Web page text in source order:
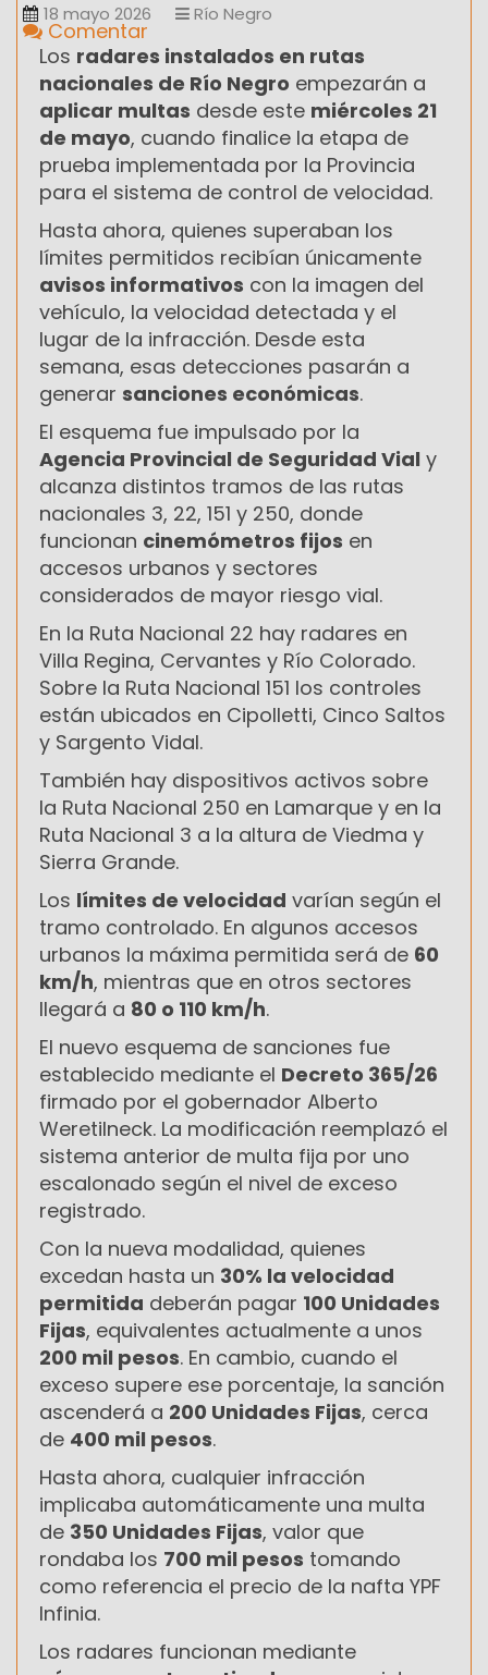
18 mayo 2026 Río Negro
Comentar
Los radares instalados en rutas
nacionales de Río Negro empezarán a
aplicar multas desde este miércoles 21
de mayo, cuando finalice la etapa de
prueba implementada por la Provincia
para el sistema de control de velocidad.
Hasta ahora, quienes superaban los
límites permitidos recibían únicamente
avisos informativos con la imagen del
vehículo, la velocidad detectada y el
lugar de la infracción. Desde esta
semana, esas detecciones pasarán a
generar sanciones económicas.
El esquema fue impulsado por la
Agencia Provincial de Seguridad Vial y
alcanza distintos tramos de las rutas
nacionales 3, 22, 151 y 250, donde
funcionan cinemómetros fijos en
accesos urbanos y sectores
considerados de mayor riesgo vial.
En la Ruta Nacional 22 hay radares en
Villa Regina, Cervantes y Río Colorado.
Sobre la Ruta Nacional 151 los controles
están ubicados en Cipolletti, Cinco Saltos
y Sargento Vidal.
También hay dispositivos activos sobre
la Ruta Nacional 250 en Lamarque y en la
Ruta Nacional 3 a la altura de Viedma y
Sierra Grande.
Los límites de velocidad varían según el
tramo controlado. En algunos accesos
urbanos la máxima permitida será de 60
km/h, mientras que en otros sectores
llegará a 80 o 110 km/h.
El nuevo esquema de sanciones fue
establecido mediante el Decreto 365/26
firmado por el gobernador Alberto
Weretilneck. La modificación reemplazó el
sistema anterior de multa fija por uno
escalonado según el nivel de exceso
registrado.
Con la nueva modalidad, quienes
excedan hasta un 30% la velocidad
permitida deberán pagar 100 Unidades
Fijas, equivalentes actualmente a unos
200 mil pesos. En cambio, cuando el
exceso supere ese porcentaje, la sanción
ascenderá a 200 Unidades Fijas, cerca
de 400 mil pesos.
Hasta ahora, cualquier infracción
implicaba automáticamente una multa
de 350 Unidades Fijas, valor que
rondaba los 700 mil pesos tomando
como referencia el precio de la nafta YPF
Infinia.
Los radares funcionan mediante